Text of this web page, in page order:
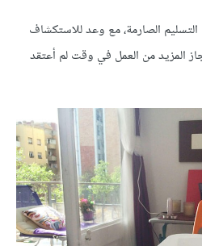
الصارمة، مع وعد للاستكشاف
المزيد من العمل في وقت لم أعتقد